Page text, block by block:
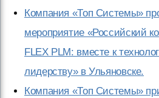
Компания «Топ Системы»
мероприятие «Российский
FLEX PLM: вместе к
лидерству» в Ульяновске.
Компания «Топ Системы»